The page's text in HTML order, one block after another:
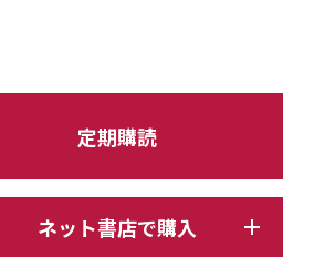
定期購読
ネット書店で購入